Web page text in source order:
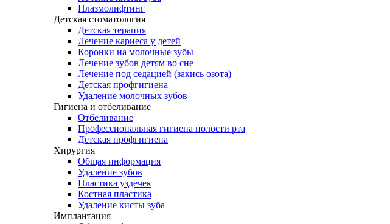
Плазмолифтинг
Детская стоматология
Детская терапия
Лечение кариеса у детей
Коронки на молочные зубы
Лечение зубов детям во сне
Лечение под седацией (закись озота)
Детская профгигиена
Удаление молочных зубов
Гигиена и отбеливание
Отбеливание
Профессиональная гигиена полости рта
Детская профгигиена
Хирургия
Общая информация
Удаление зубов
Пластика уздечек
Костная пластика
Удаление кисты зуба
Имплантация